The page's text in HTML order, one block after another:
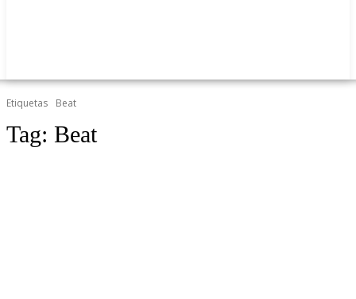
Etiquetas Beat
Tag: Beat